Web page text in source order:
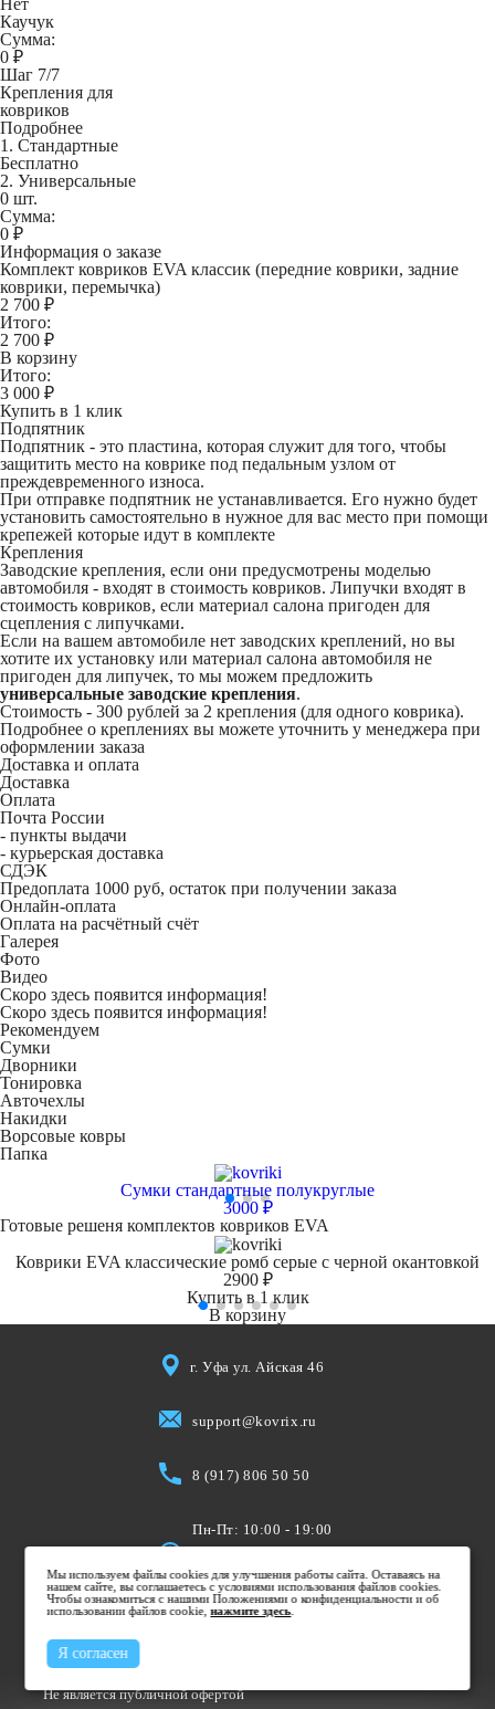
Нет
Каучук
Сумма:
0 ₽
Шаг 7/7
Крепления для
ковриков
Подробнее
1. Стандартные
Бесплатно
2. Универсальные
0 шт.
Сумма:
0 ₽
Информация о заказе
Комплект ковриков EVA классик (передние коврики, задние
коврики, перемычка)
2 700 ₽
Итого:
2 700 ₽
В корзину
Итого:
3 000 ₽
Купить в 1 клик
Подпятник
Подпятник - это пластина, которая служит для того, чтобы
защитить место на коврике под педальным узлом от
преждевременного износа.
При отправке подпятник не устанавливается. Его нужно будет
установить самостоятельно в нужное для вас место при помощи
крепежей которые идут в комплекте
Крепления
Заводские крепления, если они предусмотрены моделью
автомобиля - входят в стоимость ковриков. Липучки входят в
стоимость ковриков, если материал салона пригоден для
сцепления с липучками.
Если на вашем автомобиле нет заводских креплений, но вы
хотите их установку или материал салона автомобиля не
пригоден для липучек, то мы можем предложить
универсальные заводские крепления.
Стоимость - 300 рублей за 2 крепления (для одного коврика).
Подробнее о креплениях вы можете уточнить у менеджера при
оформлении заказа
Доставка и оплата
Доставка
Оплата
Почта России
- пункты выдачи
- курьерская доставка
СДЭК
Предоплата 1000 руб, остаток при получении заказа
Онлайн-оплата
Оплата на расчётный счёт
Галерея
Фото
Видео
Скоро здесь появится информация!
Скоро здесь появится информация!
Рекомендуем
Сумки
Дворники
Тонировка
Авточехлы
Накидки
Ворсовые ковры
Папка
Сумки стандартные полукруглые
3000 ₽
Готовые решеня комплектов ковриков EVA
Коврики EVA классические ромб серые с черной окантовкой
2900 ₽
Купить в 1 клик
В корзину
г. Уфа ул. Айская 46
support@kovrix.ru
8 (917) 806 50 50
Пн-Пт: 10:00 - 19:00
Вс: Выходной
Не является публичной офертой
Мы используем файлы cookies для улучшения работы сайта. Оставаясь на
нашем сайте, вы соглашаетесь с условиями использования файлов cookies.
Чтобы ознакомиться с нашими Положениями о конфиденциальности и об
использовании файлов cookie,нажмите здесь.
Я согласен